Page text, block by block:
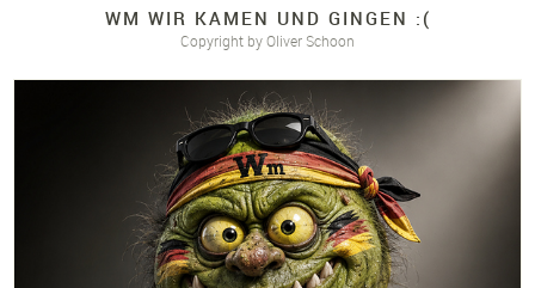
WM WIR KAMEN UND GINGEN :(
Copyright by Oliver Schoon